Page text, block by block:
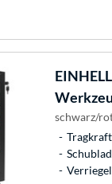
EINHELL
schwarz/